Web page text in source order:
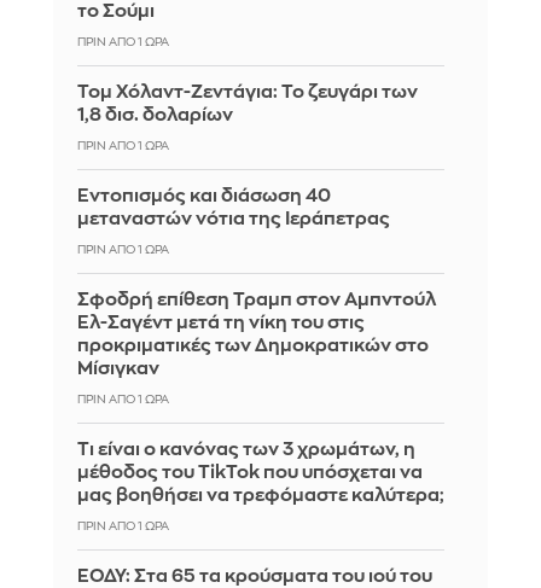
το Σούμι
ΠΡΙΝ ΑΠΌ 1 ΏΡΑ
Τομ Χόλαντ-Ζεντάγια: Το ζευγάρι των
1,8 δισ. δολαρίων
ΠΡΙΝ ΑΠΌ 1 ΏΡΑ
Εντοπισμός και διάσωση 40
μεταναστών νότια της Ιεράπετρας
ΠΡΙΝ ΑΠΌ 1 ΏΡΑ
Σφοδρή επίθεση Τραμπ στον Αμπντούλ
Ελ-Σαγέντ μετά τη νίκη του στις
προκριματικές των Δημοκρατικών στο
Μίσιγκαν
ΠΡΙΝ ΑΠΌ 1 ΏΡΑ
Τι είναι ο κανόνας των 3 χρωμάτων, η
μέθοδος του TikTok που υπόσχεται να
μας βοηθήσει να τρεφόμαστε καλύτερα;
ΠΡΙΝ ΑΠΌ 1 ΏΡΑ
ΕΟΔΥ: Στα 65 τα κρούσματα του ιού του